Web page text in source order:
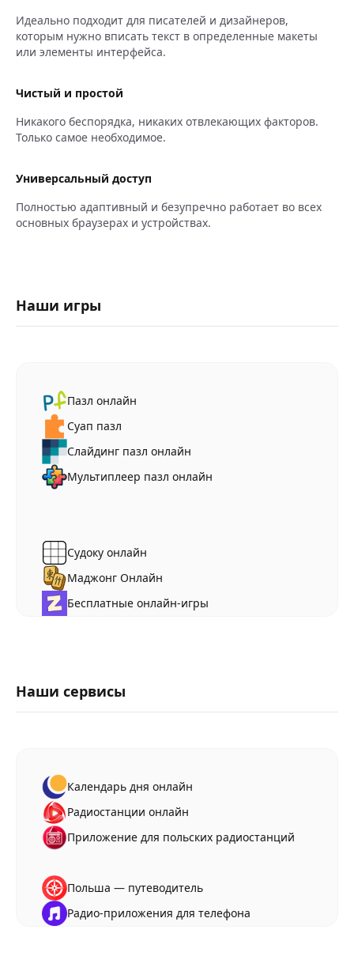
Идеально подходит для писателей и дизайнеров,
которым нужно вписать текст в определенные макеты
или элементы интерфейса.
Чистый и простой
Никакого беспорядка, никаких отвлекающих факторов.
Только самое необходимое.
Универсальный доступ
Полностью адаптивный и безупречно работает во всех
основных браузерах и устройствах.
Наши игры
Пазл онлайн
Суап пазл
Слайдинг пазл онлайн
Мультиплеер пазл онлайн
Судоку онлайн
Маджонг Онлайн
Бесплатные онлайн-игры
Наши сервисы
Календарь дня онлайн
Радиостанции онлайн
Приложение для польских радиостанций
Польша — путеводитель
Радио-приложения для телефона